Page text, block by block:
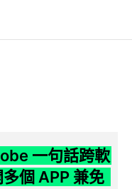
一句話跨軟
個 APP 兼免